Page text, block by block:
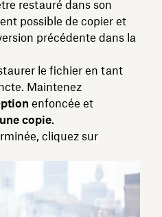
restauré dans son
possible de copier et
précédente dans la
le fichier en tant
Maintenez
enfoncée et
copie.
cliquez sur